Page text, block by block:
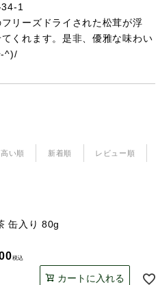
1
リーズドライされた松茸が浮
くれます。是非、優雅な味わい
^)/
い順 新着順 レビュー順
缶入り 80g
税込
カートに入れる